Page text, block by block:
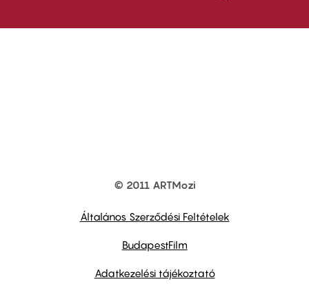
© 2011 ARTMozi
Általános Szerződési Feltételek
BudapestFilm
Adatkezelési tájékoztató